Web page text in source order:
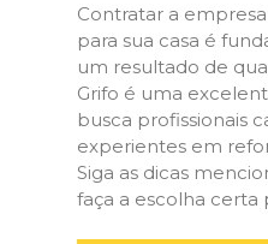
Contratar a
para sua casa é
um resultado de
Grifo é uma
busca profissionais
experientes em
Siga as dicas
faça a escolha certa